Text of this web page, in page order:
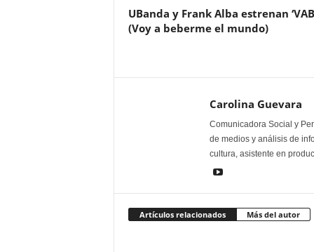
UBanda y Frank Alba estrenan
(Voy a beberme el mundo)
Carolina Guevara
Comunicadora Social y
de medios y análisis de
cultura, asistente en
Artículos relacionados Más del autor